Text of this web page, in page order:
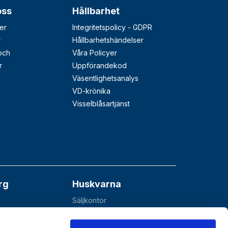
Hållbarhet
Integritetspolicy - GDPR
Hållbarhetshändelser
Våra Policyer
Uppförandekod
Väsentlighetsanalys
VD-krönika
Visselblåsartjänst
Huskvarna
Säljkontor